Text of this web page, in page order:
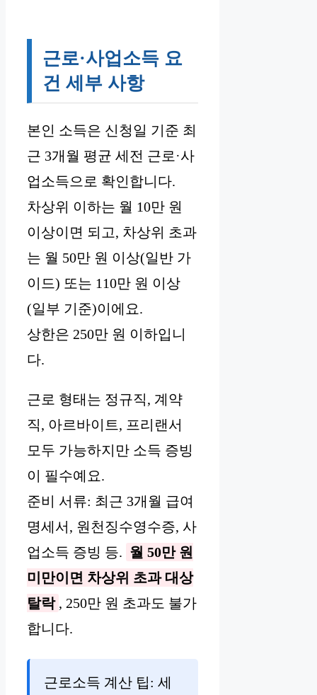
근로·사업소득 요
건 세부 사항
본인 소득은 신청일 기준 최
근 3개월 평균 세전 근로·사
업소득으로 확인합니다.
차상위 이하는 월 10만 원
이상이면 되고, 차상위 초과
는 월 50만 원 이상(일반 가
이드) 또는 110만 원 이상
(일부 기준)이에요.
상한은 250만 원 이하입니
다.
근로 형태는 정규직, 계약
직, 아르바이트, 프리랜서
모두 가능하지만 소득 증빙
이 필수예요.
준비 서류: 최근 3개월 급여
명세서, 원천징수영수증, 사
업소득 증빙 등. 월 50만 원
미만이면 차상위 초과 대상
탈락 , 250만 원 초과도 불가
합니다.
근로소득 계산 팁: 세